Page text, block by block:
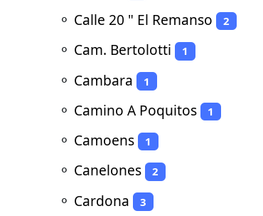
⚬ Calle 20 " El Remanso 2
⚬ Cam. Bertolotti 1
⚬ Cambara 1
⚬ Camino A Poquitos 1
⚬ Camoens 1
⚬ Canelones 2
⚬ Cardona 3